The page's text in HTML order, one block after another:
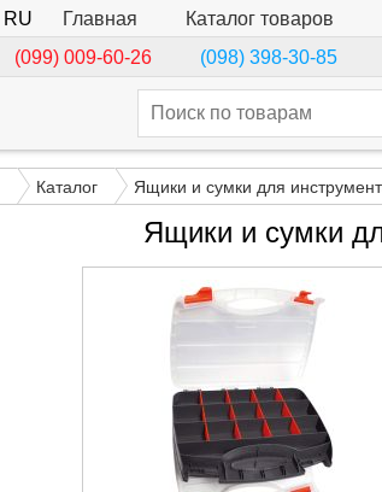
RU Главная Каталог товаров
(099) 009-60-26
(098) 398-30-85
Каталог Ящики и сумки для
Ящики и сумки